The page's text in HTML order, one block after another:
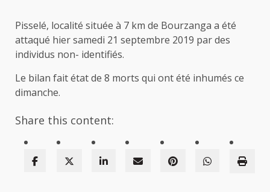
Pisselé, localité située à 7 km de Bourzanga a été
attaqué hier samedi 21 septembre 2019 par des
individus non- identifiés.
Le bilan fait état de 8 morts qui ont été inhumés ce
dimanche.
Share this content: